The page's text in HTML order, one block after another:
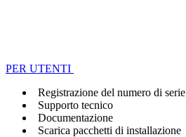
PER UTENTI
Registrazione del numero di serie
Supporto tecnico
Documentazione
Scarica pacchetti di installazione